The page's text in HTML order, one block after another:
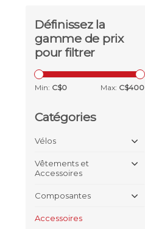
Définissez la
gamme de prix
pour filtrer
Min: C$0 Max: C$400
Catégories
Vélos
Vêtements et
Accessoires
Composantes
Accessoires